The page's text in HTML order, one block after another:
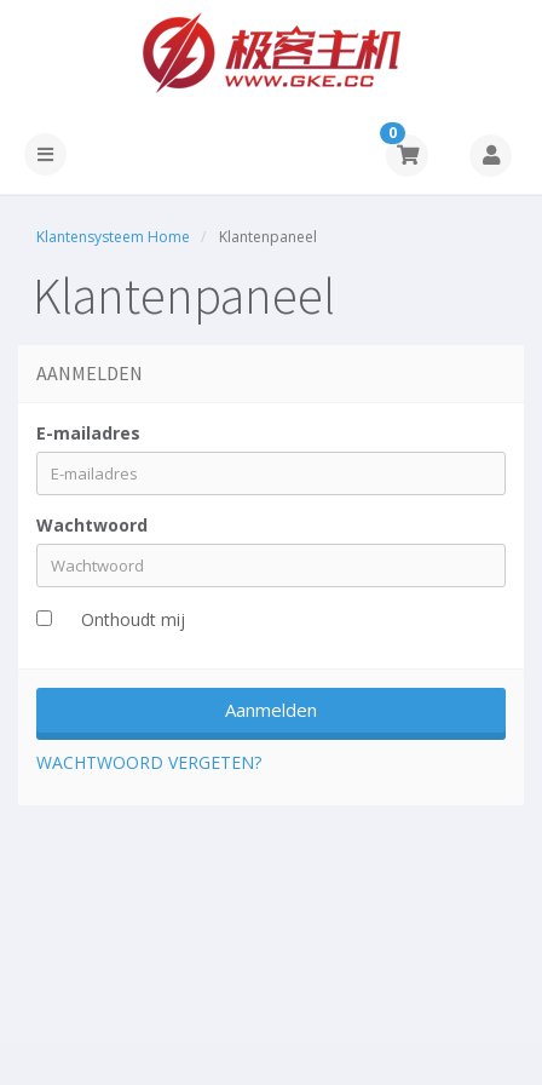
0
Klantensysteem Home Klantenpaneel
Klantenpaneel
AANMELDEN
E-mailadres
Wachtwoord
Onthoudt mij
WACHTWOORD VERGETEN?